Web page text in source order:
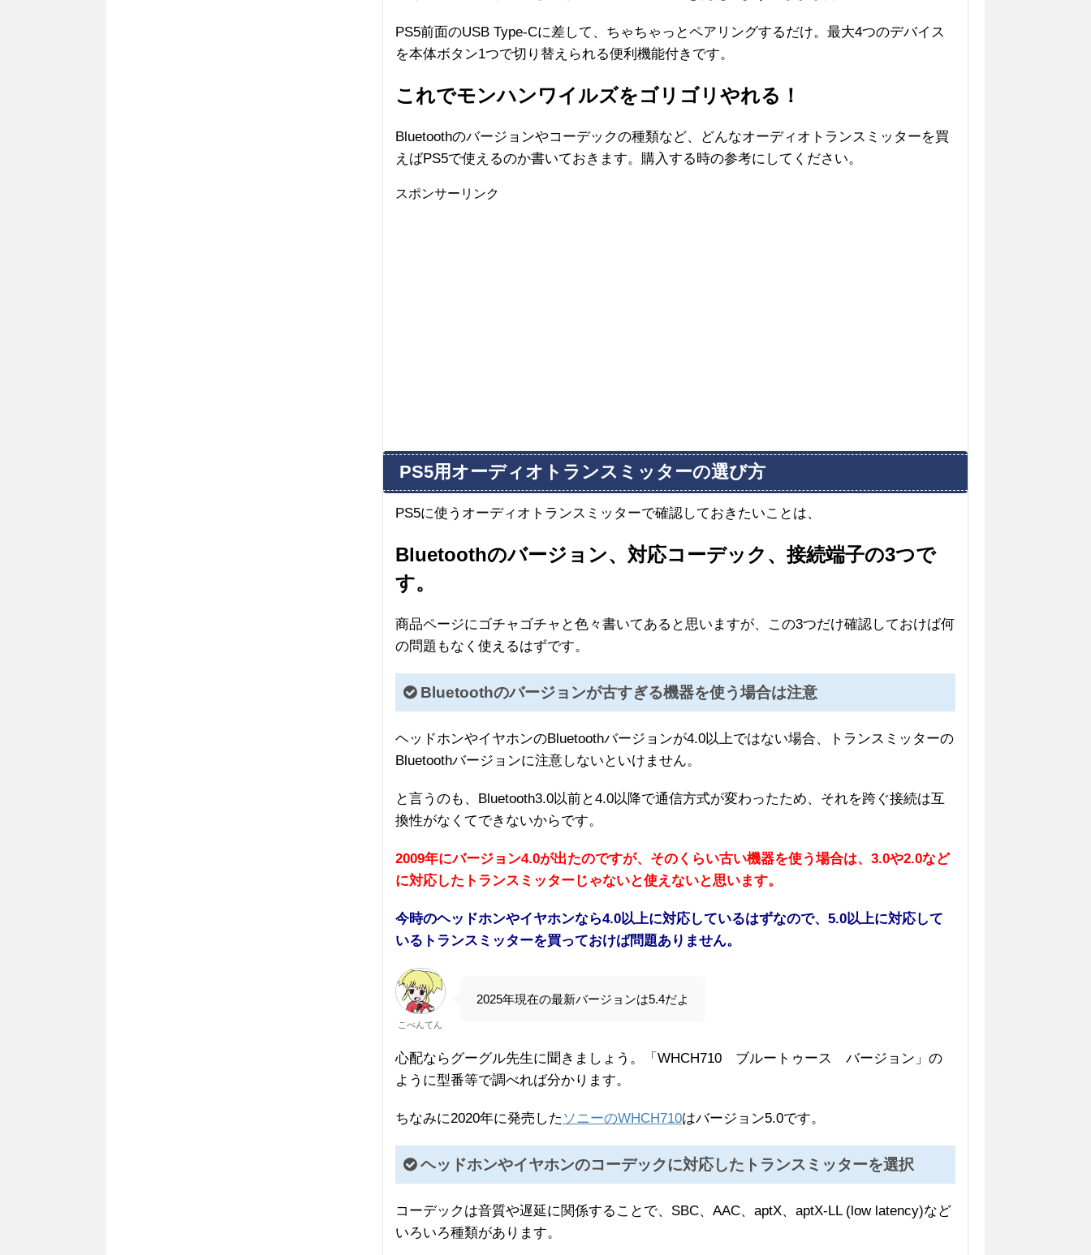
PS5前面のUSB Type-Cに差して、ちゃちゃっとペアリングするだけ。最大4つのデバイス
を本体ボタン1つで切り替えられる便利機能付きです。
これでモンハンワイルズをゴリゴリやれる！
Bluetoothのバージョンやコーデックの種類など、どんなオーディオトランスミッターを買
えばPS5で使えるのか書いておきます。購入する時の参考にしてください。
スポンサーリンク
PS5用オーディオトランスミッターの選び方
PS5に使うオーディオトランスミッターで確認しておきたいことは、
Bluetoothのバージョン、対応コーデック、接続端子の3つで
す。
商品ページにゴチャゴチャと色々書いてあると思いますが、この3つだけ確認しておけば何
の問題もなく使えるはずです。
Bluetoothのバージョンが古すぎる機器を使う場合は注意
ヘッドホンやイヤホンのBluetoothバージョンが4.0以上ではない場合、トランスミッターの
Bluetoothバージョンに注意しないといけません。
と言うのも、Bluetooth3.0以前と4.0以降で通信方式が変わったため、それを跨ぐ接続は互
換性がなくてできないからです。
2009年にバージョン4.0が出たのですが、そのくらい古い機器を使う場合は、3.0や2.0など
に対応したトランスミッターじゃないと使えないと思います。
今時のヘッドホンやイヤホンなら4.0以上に対応しているはずなので、5.0以上に対応して
いるトランスミッターを買っておけば問題ありません。
こべんてん
2025年現在の最新バージョンは5.4だよ
心配ならグーグル先生に聞きましょう。「WHCH710 ブルートゥース バージョン」の
ように型番等で調べれば分かります。
ちなみに2020年に発売した ソニーのWHCH710はバージョン5.0です。
ヘッドホンやイヤホンのコーデックに対応したトランスミッターを選択
コーデックは音質や遅延に関係することで、SBC、AAC、aptX、aptX-LL (low latency)など
いろいろ種類があります。